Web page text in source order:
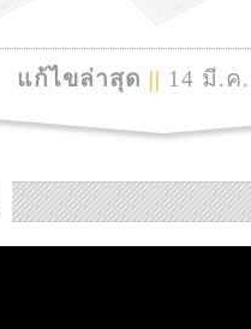
แก้ไขล่าสุด || 14 มี.ค